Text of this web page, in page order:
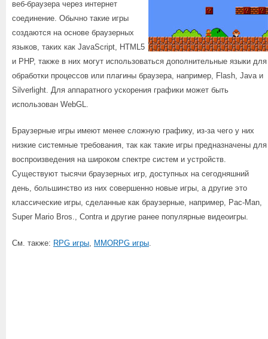
веб-браузера через интернет
соединение. Обычно такие игры
создаются на основе браузерных
языков, таких как JavaScript, HTML5
и PHP, также в них могут использоваться дополнительные языки для
обработки процессов или плагины браузера, например, Flash, Java и
Silverlight. Для аппаратного ускорения графики может быть
использован WebGL.
Браузерные игры имеют менее сложную графику, из-за чего у них
низкие системные требования, так как такие игры предназначены для
воспроизведения на широком спектре систем и устройств.
Существуют тысячи браузерных игр, доступных на сегодняшний
день, большинство из них совершенно новые игры, а другие это
классические игры, сделанные как браузерные, например, Pac-Man,
Super Mario Bros., Contra и другие ранее популярные видеоигры.
См. также: RPG игры, MMORPG игры.